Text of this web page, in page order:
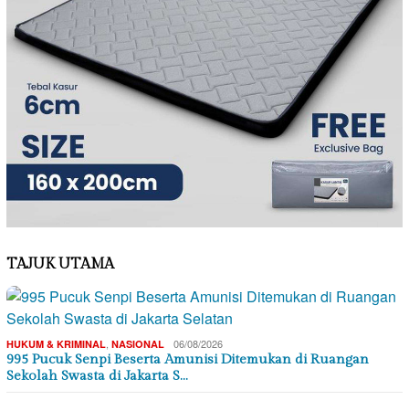
TAJUK UTAMA
HUKUM & KRIMINAL, NASIONAL 06/08/2026
995 Pucuk Senpi Beserta Amunisi Ditemukan di Ruangan
Sekolah Swasta di Jakarta S…